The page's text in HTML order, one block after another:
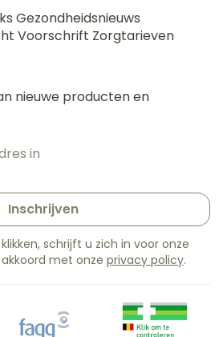
Gezondheidsnieuws
Voorschrift Zorgtarieven
nieuwe producten en
Inschrijven
schrijft u zich in voor onze
met onze privacy policy.